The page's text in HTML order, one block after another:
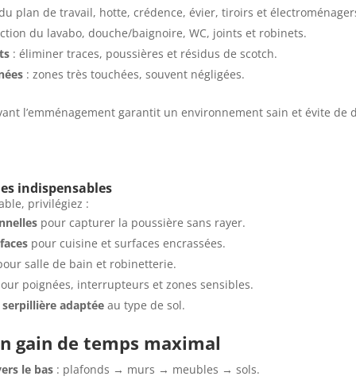
plan de travail, hotte, crédence, évier, tiroirs et
du lavabo, douche/baignoire, WC, joints et robinets.
: éliminer traces, poussières et résidus de scotch.
: zones très touchées, souvent négligées.
l’emménagement garantit un environnement sain et évite de
indispensables
privilégiez :
pour capturer la poussière sans rayer.
pour cuisine et surfaces encrassées.
salle de bain et robinetterie.
poignées, interrupteurs et zones sensibles.
adaptéeau type de sol.
gain de temps maximal
le bas: plafonds → murs → meubles → sols.